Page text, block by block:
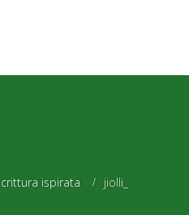
ispirata jiolli_